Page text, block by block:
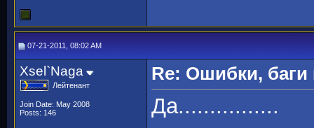
07-21-2011, 08:02 AM
Xsel`Naga
Лейтенант
Join Date: May 2008
Posts: 146
Re: Ошибки,
Да................